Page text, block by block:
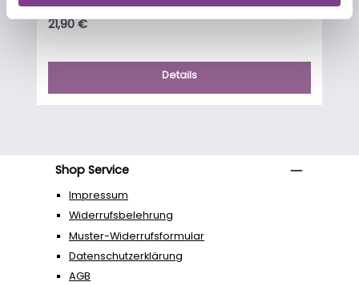
Regulärer Preis:
21,90 €
Details
Shop Service
Impressum
Widerrufsbelehrung
Muster-Widerrufsformular
Datenschutzerklärung
AGB